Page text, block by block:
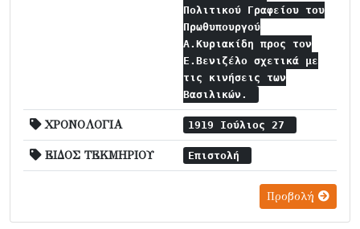
Πολιτικού Γραφείου του
Πρωθυπουργού
Α.Κυριακίδη προς τον
Ε.Βενιζέλο σχετικά με
τις κινήσεις των
Βασιλικών.
ΧΡΟΝΟΛΟΓΙΑ 1919 Ιούλιος 27
ΕΙΔΟΣ ΤΕΚΜΗΡΙΟΥ Επιστολή
Προβολή